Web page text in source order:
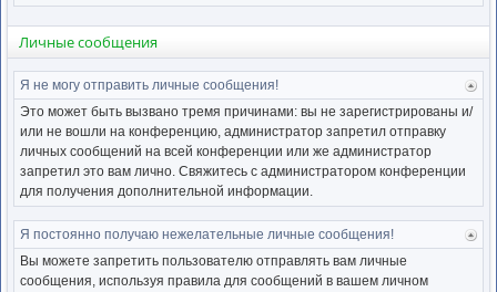
Личные сообщения
к
Я не могу отправить личные сообщения!
Это может быть вызвано тремя причинами: вы не зарегистрированы и/
или не вошли на конференцию, администратор запретил отправку
личных сообщений на всей конференции или же администратор
запретил это вам лично. Свяжитесь с администратором конференции
для получения дополнительной информации.
Я постоянно получаю нежелательные личные сообщения!
Вы можете запретить пользователю отправлять вам личные
сообщения, используя правила для сообщений в вашем личном